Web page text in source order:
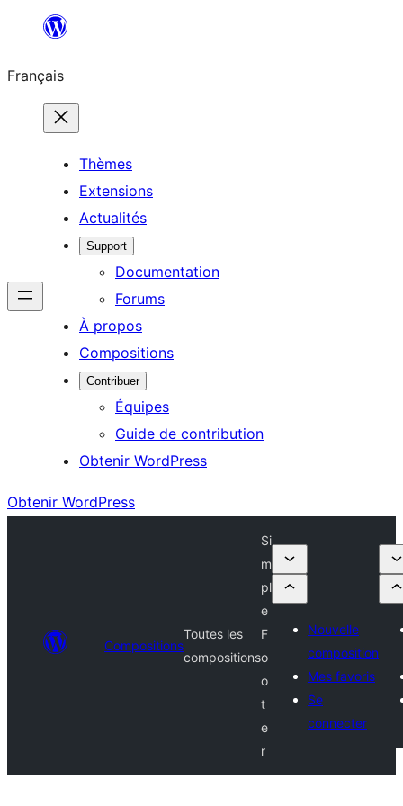
contenu
Français
Thèmes
Extensions
Actualités
Support
Documentation
Forums
À propos
Compositions
Contribuer
Équipes
Guide de contribution
Obtenir WordPress
Obtenir WordPress
Compositions
Toutes les
compositions
Si
m
pl
e
F
o
o
t
e
r
Nouvelle
composition
Mes favoris
Se
connecter